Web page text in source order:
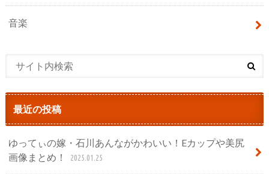
音楽
最近の投稿
ゆってぃの嫁・石川あんながかわいい！Eカップや美尻
画像まとめ！
2025.01.25